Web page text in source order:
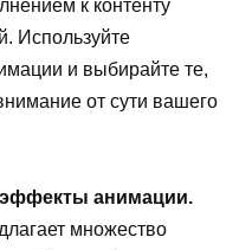
к контенту
Используйте
и выбирайте те,
от сути вашего
анимации.
множество